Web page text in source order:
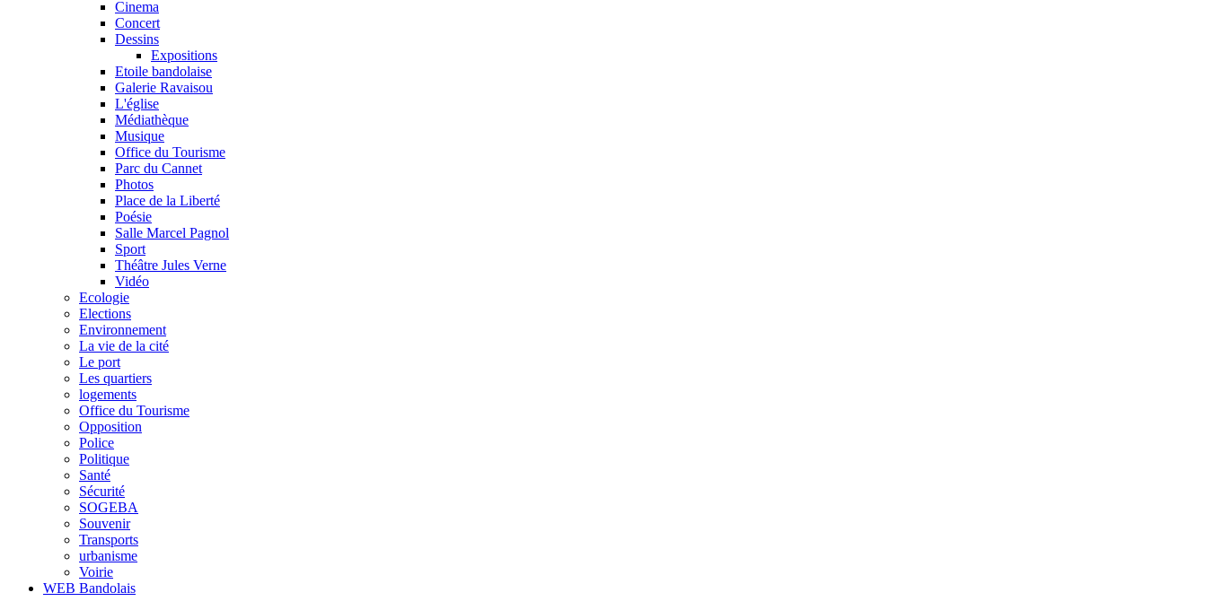
Cinema
Concert
Dessins
Expositions
Etoile bandolaise
Galerie Ravaisou
L'église
Médiathèque
Musique
Office du Tourisme
Parc du Cannet
Photos
Place de la Liberté
Poésie
Salle Marcel Pagnol
Sport
Théâtre Jules Verne
Vidéo
Ecologie
Elections
Environnement
La vie de la cité
Le port
Les quartiers
logements
Office du Tourisme
Opposition
Police
Politique
Santé
Sécurité
SOGEBA
Souvenir
Transports
urbanisme
Voirie
WEB Bandolais